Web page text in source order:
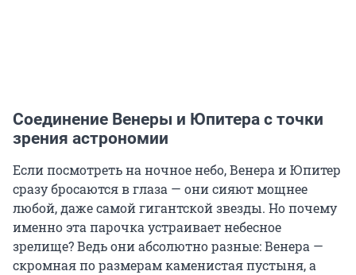
Соединение Венеры и Юпитера с точки
зрения астрономии
Если посмотреть на ночное небо, Венера и Юпитер
сразу бросаются в глаза — они сияют мощнее
любой, даже самой гигантской звезды. Но почему
именно эта парочка устраивает небесное
зрелище? Ведь они абсолютно разные: Венера —
скромная по размерам каменистая пустыня, а